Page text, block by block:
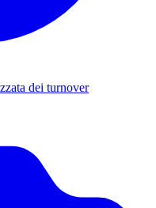
dei turnover